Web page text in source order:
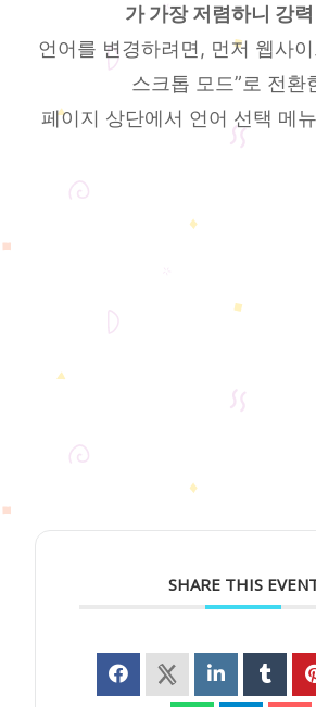
가 가장 저렴하니 강
언어를 변경하려면, 먼저 웹사
스크톱 모드”로 전환
페이지 상단에서 언어 선택 메
SHARE THIS